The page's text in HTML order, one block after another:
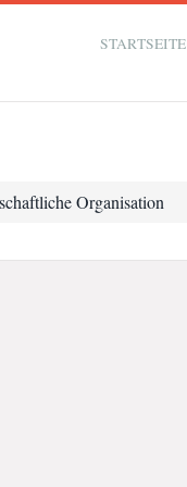
STARTSEITE
Organisation